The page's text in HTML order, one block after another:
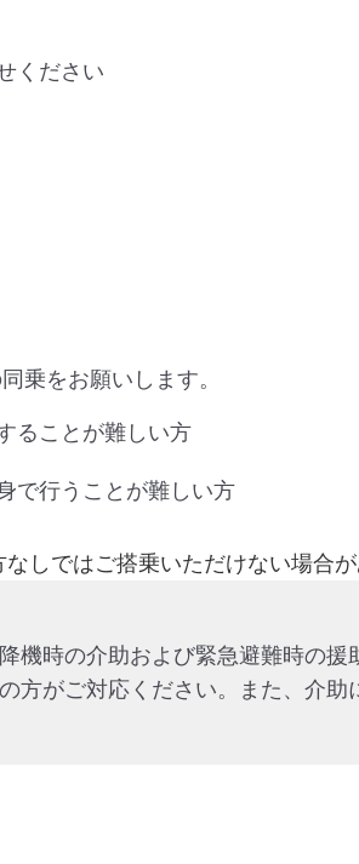
ください
乗をお願いします。
ることが難しい方
で行うことが難しい方
しではご搭乗いただけない場合
機時の介助および緊急避難時の
方がご対応ください。また、介